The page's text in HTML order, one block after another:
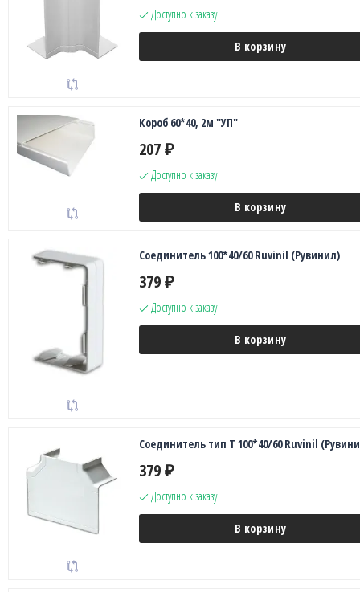
Доступно к заказу
В корзину
Короб 60*40, 2м "УП"
207 ₽
Доступно к заказу
В корзину
Соединитель 100*40/60 Ruvinil (Рувинил)
379 ₽
Доступно к заказу
В корзину
Соединитель тип Т 100*40/60 Ruvinil
379 ₽
Доступно к заказу
В корзину